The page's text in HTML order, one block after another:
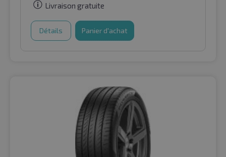
Livraison gratuite
Détails Panier d'achat